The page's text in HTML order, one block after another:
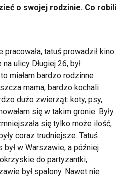
o swojej rodzinie. Co robili
pracowała, tatuś prowadził kino
ulicy Długiej 26, był
miałam bardzo rodzinne
mama, bardzo kochali
dużo zwierząt: koty, psy,
się w takim gronie. Były
się tylko może ilość;
coraz trudniejsze. Tatuś
był w Warszawie, a później
do partyzantki,
był spalony. Nawet nie